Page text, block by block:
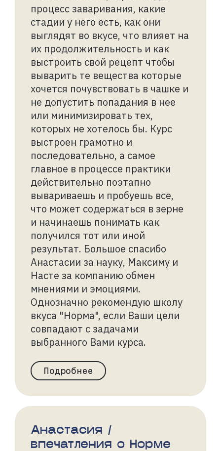
процесс заваривания, какие
стадии у него есть, как они
выглядят во вкусе, что влияет на
их продолжительность и как
выстроить свой рецепт чтобы
выварить те вещества которые
хочется почувствовать в чашке и
не допустить попадания в нее
или минимизировать тех,
которых не хотелось бы. Курс
выстроен грамотно и
последовательно, а самое
главное в процессе практики
действительно поэтапно
вывариваешь и пробуешь все,
что может содержаться в зерне
и начинаешь понимать как
получился тот или иной
результат. Большое спасибо
Анастасии за науку, Максиму и
Насте за компанию обмен
мнениями и эмоциями.
Однозначно рекомендую школу
вкуса "Норма", если Ваши цели
совпадают с задачами
выбранного Вами курса.
Подробнее
Анастасия /
впечатления о Норме